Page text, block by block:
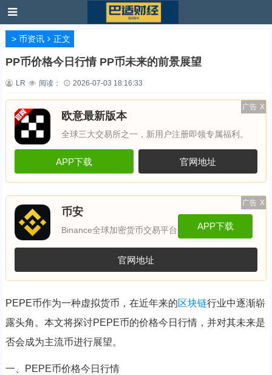
> 币资讯 正文
PP币价格今日行情 PP币未来的前景展望
LR 阅读： 2026-07-03 18:16:33
广告 X
欧意最新版本
全球三大交易所之一，新用户注册即领专属福利。
APP下载 官网地址
广告 X
币安
Binance全球加密货币交易平台 APP下载
官网地址
PEPE币作为一种虚拟货币，在近年来的区块链行业中逐渐崭
露头角。本文将探讨PEPE币的价格今日行情，并对其未来是
否会成为主流币进行展望。
一、PEPE币价格今日行情